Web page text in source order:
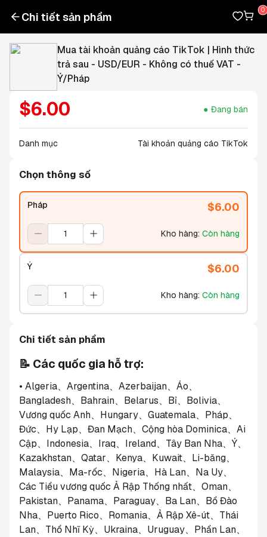
Chi tiết sản phẩm
Mua tài khoản quảng cáo TikTok | Hình thức
trả sau - USD/EUR - Không có thuế VAT -
Ý/Pháp
$6.00 Đang bán
Danh mục Tài khoản quảng cáo TikTok
Chọn thông số
Pháp $6.00
Kho hàng: Còn hàng
Ý $6.00
Kho hàng: Còn hàng
Chi tiết sản phẩm
📝 Các quốc gia hỗ trợ:
• Algeria、Argentina、Azerbaijan、Áo、
Bangladesh、Bahrain、Belarus、Bỉ、Bolivia、
Vương quốc Anh、Hungary、Guatemala、Pháp、
Đức、Hy Lạp、Đan Mạch、Cộng hòa Dominica、Ai
Cập、Indonesia、Iraq、Ireland、Tây Ban Nha、Ý、
Kazakhstan、Qatar、Kenya、Kuwait、Li-băng、
Malaysia、Ma-rốc、Nigeria、Hà Lan、Na Uy、
Các Tiểu vương quốc Ả Rập Thống nhất、Oman、
Pakistan、Panama、Paraguay、Ba Lan、Bồ Đào
Nha、Puerto Rico、Romania、Ả Rập Xê-út、Thái
Lan、Thổ Nhĩ Kỳ、Ukraina、Uruguay、Phần Lan、